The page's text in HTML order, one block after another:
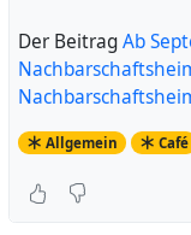
Der BeitragAb
Allgemein Café